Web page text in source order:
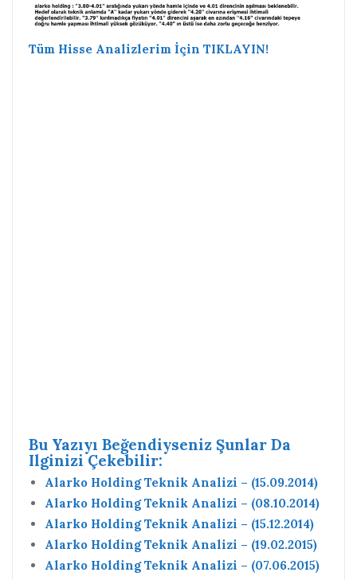
Tüm Hisse Analizlerim İçin TIKLAYIN!
Bu Yazıyı Beğendiyseniz Şunlar Da
Ilginizi Çekebilir:
Alarko Holding Teknik Analizi – (15.09.2014)
Alarko Holding Teknik Analizi – (08.10.2014)
Alarko Holding Teknik Analizi – (15.12.2014)
Alarko Holding Teknik Analizi – (19.02.2015)
Alarko Holding Teknik Analizi – (07.06.2015)